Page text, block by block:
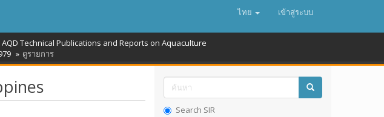
ไทย เข้าสู่ระบบ
AQD Technical Publications and Reports on Aquaculture
ดูรายการ
Search SIR